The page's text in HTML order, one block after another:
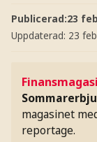
Publicerad:23
Uppdaterad: 23
magasinet
reportage.